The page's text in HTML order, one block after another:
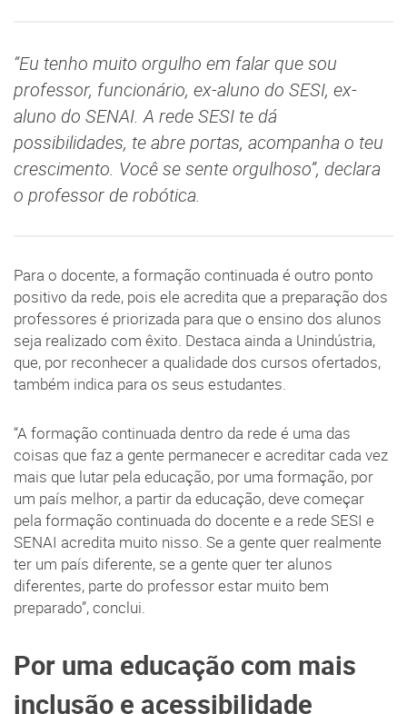
“Eu tenho muito orgulho em falar que sou
professor, funcionário, ex-aluno do SESI, ex-
aluno do SENAI. A rede SESI te dá
possibilidades, te abre portas, acompanha o teu
crescimento. Você se sente orgulhoso”, declara
o professor de robótica.
Para o docente, a formação continuada é outro ponto
positivo da rede, pois ele acredita que a preparação dos
professores é priorizada para que o ensino dos alunos
seja realizado com êxito. Destaca ainda a Unindústria,
que, por reconhecer a qualidade dos cursos ofertados,
também indica para os seus estudantes.
“A formação continuada dentro da rede é uma das
coisas que faz a gente permanecer e acreditar cada vez
mais que lutar pela educação, por uma formação, por
um país melhor, a partir da educação, deve começar
pela formação continuada do docente e a rede SESI e
SENAI acredita muito nisso. Se a gente quer realmente
ter um país diferente, se a gente quer ter alunos
diferentes, parte do professor estar muito bem
preparado”, conclui.
Por uma educação com mais
inclusão e acessibilidade